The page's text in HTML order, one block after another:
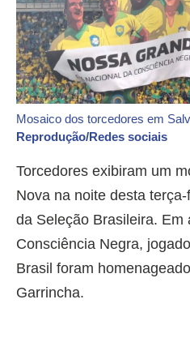
Mosaico dos torcedores em
Reprodução/Redes sociais
Torcedores exibiram um
Nova na noite desta
da Seleção Brasileira. Em
Consciência Negra,
Brasil foram
Garrincha.